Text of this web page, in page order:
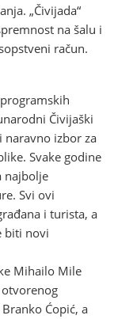
„Čivijada“
na šalu i
račun.
Čivijaški
naravno izbor za
Svake godine
najbolje
Svi ovi
i turista, a
biti novi
Mihailo Mile
otvorenog
Ćopić, a